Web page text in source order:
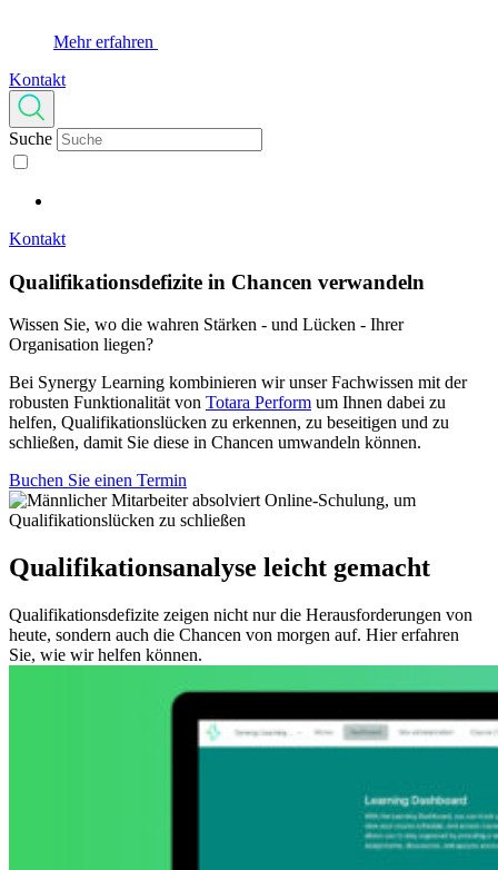
Mehr erfahren
Kontakt
Suche
Kontakt
Qualifikationsdefizite in Chancen verwandeln
Wissen Sie, wo die wahren Stärken - und Lücken - Ihrer
Organisation liegen?
Bei Synergy Learning kombinieren wir unser Fachwissen mit der
robusten Funktionalität von Totara Perform um Ihnen dabei zu
helfen, Qualifikationslücken zu erkennen, zu beseitigen und zu
schließen, damit Sie diese in Chancen umwandeln können.
Buchen Sie einen Termin
Qualifikationsanalyse leicht gemacht
Qualifikationsdefizite zeigen nicht nur die Herausforderungen von
heute, sondern auch die Chancen von morgen auf. Hier erfahren
Sie, wie wir helfen können.